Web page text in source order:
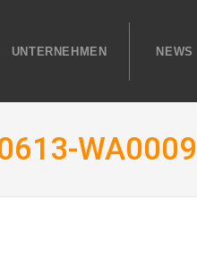
UNTERNEHMEN NEWS
WA0009